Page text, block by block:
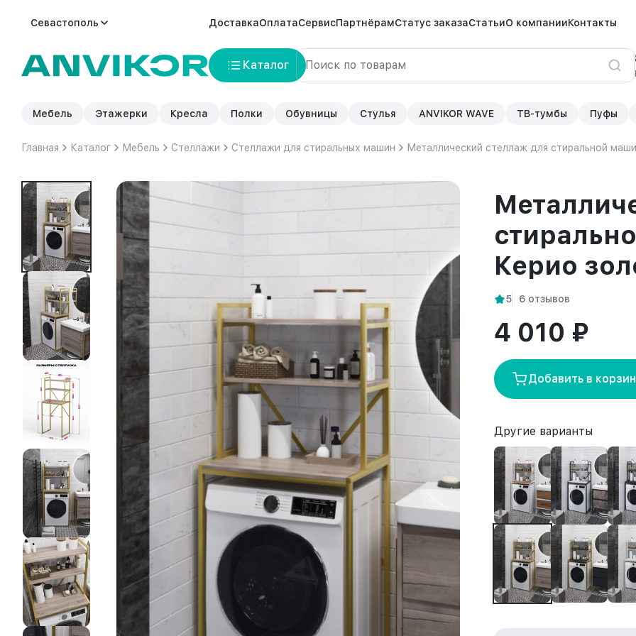
Севастополь ДоставкаОплатаСервисПартнёрамСтатус заказаСтатьиО компанииКонтакты
Каталог
Мебель Этажерки Кресла Полки Обувницы Стулья ANVIKOR WAVE ТВ-тумбы Пуфы
Главная Каталог Мебель Стеллажи Стеллажи для стиральных машин Металлический стеллаж для стиральной
Керио
5 6 отзывов
4 010 ₽
Добавить в
Другие варианты